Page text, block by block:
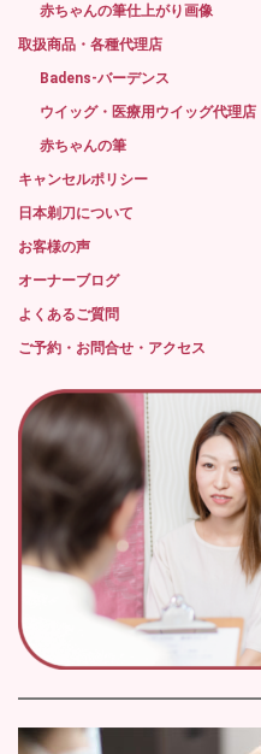
赤ちゃんの筆仕上がり画像
取扱商品・各種代理店
Badens-バーデンス
ウイッグ・医療用ウイッグ代理店
赤ちゃんの筆
キャンセルポリシー
日本剃刀について
お客様の声
オーナーブログ
よくあるご質問
ご予約・お問合せ・アクセス